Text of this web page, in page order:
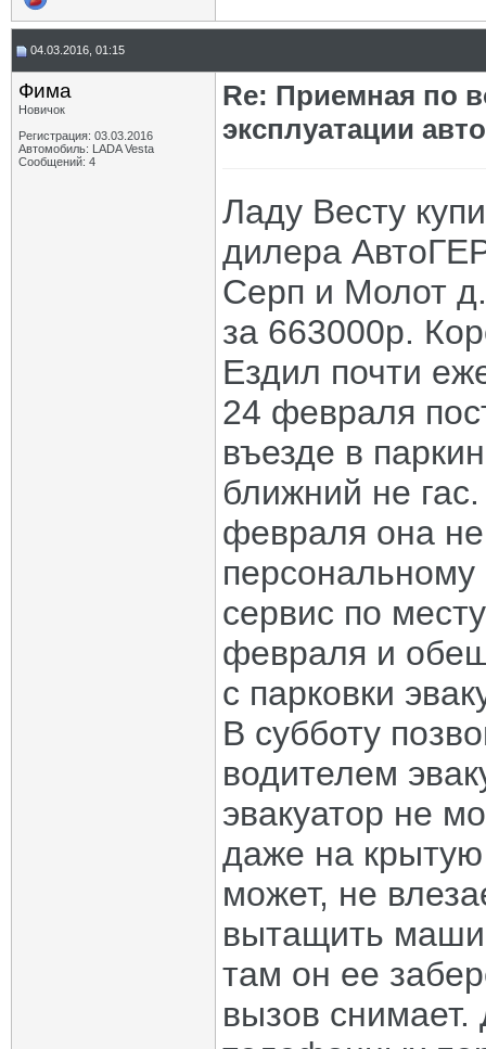
04.03.2016, 01:15
Фима
Новичок
Регистрация: 03.03.2016
Автомобиль: LADA Vesta
Сообщений: 4
Re: Приемная по
эксплуатации
Ладу Весту
дилера
Серп и Молот
за 663000р.
Ездил почти
24 февраля
въезде в
ближний не
февраля она
сервис по
февраля и
с парковки
В субботу
водителем
эвакуатор не
даже на крытую
может, не
вытащить
там он ее
вызов